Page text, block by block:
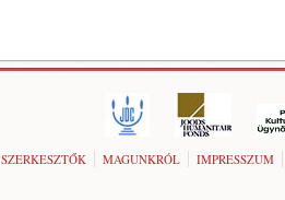
SZERKESZTŐK MAGUNKRÓL IMPRESSZUM